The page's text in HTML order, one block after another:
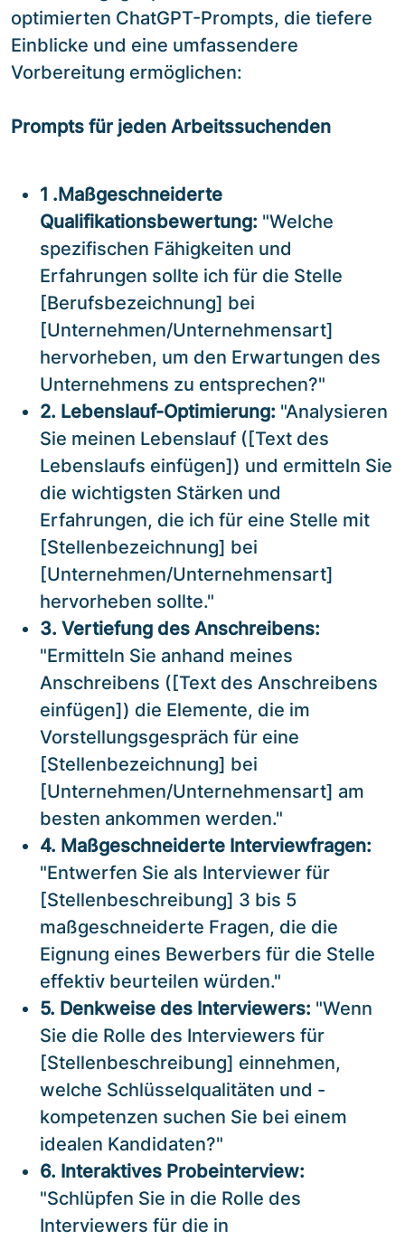
optimierten ChatGPT-Prompts, die tiefere
Einblicke und eine umfassendere
Vorbereitung ermöglichen:
Prompts für jeden Arbeitssuchenden
1 .Maßgeschneiderte
Qualifikationsbewertung: "Welche
spezifischen Fähigkeiten und
Erfahrungen sollte ich für die Stelle
[Berufsbezeichnung] bei
[Unternehmen/Unternehmensart]
hervorheben, um den Erwartungen des
Unternehmens zu entsprechen?"
2. Lebenslauf-Optimierung: "Analysieren
Sie meinen Lebenslauf ([Text des
Lebenslaufs einfügen]) und ermitteln Sie
die wichtigsten Stärken und
Erfahrungen, die ich für eine Stelle mit
[Stellenbezeichnung] bei
[Unternehmen/Unternehmensart]
hervorheben sollte."
3. Vertiefung des Anschreibens:
"Ermitteln Sie anhand meines
Anschreibens ([Text des Anschreibens
einfügen]) die Elemente, die im
Vorstellungsgespräch für eine
[Stellenbezeichnung] bei
[Unternehmen/Unternehmensart] am
besten ankommen werden."
4. Maßgeschneiderte Interviewfragen:
"Entwerfen Sie als Interviewer für
[Stellenbeschreibung] 3 bis 5
maßgeschneiderte Fragen, die die
Eignung eines Bewerbers für die Stelle
effektiv beurteilen würden."
5. Denkweise des Interviewers: "Wenn
Sie die Rolle des Interviewers für
[Stellenbeschreibung] einnehmen,
welche Schlüsselqualitäten und -
kompetenzen suchen Sie bei einem
idealen Kandidaten?"
6. Interaktives Probeinterview:
"Schlüpfen Sie in die Rolle des
Interviewers für die in